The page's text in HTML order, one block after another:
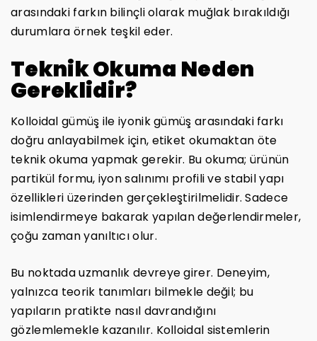
arasındaki farkın bilinçli olarak muğlak bırakıldığı
durumlara örnek teşkil eder.
Teknik Okuma Neden
Gereklidir?
Kolloidal gümüş ile iyonik gümüş arasındaki farkı
doğru anlayabilmek için, etiket okumaktan öte
teknik okuma yapmak gerekir. Bu okuma; ürünün
partikül formu, iyon salınımı profili ve stabil yapı
özellikleri üzerinden gerçekleştirilmelidir. Sadece
isimlendirmeye bakarak yapılan değerlendirmeler,
çoğu zaman yanıltıcı olur.
Bu noktada uzmanlık devreye girer. Deneyim,
yalnızca teorik tanımları bilmekle değil; bu
yapıların pratikte nasıl davrandığını
gözlemlemekle kazanılır. Kolloidal sistemlerin